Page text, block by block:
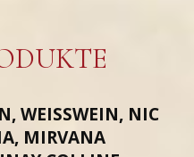
WEISSWEIN, NIC T
MIRVANA C